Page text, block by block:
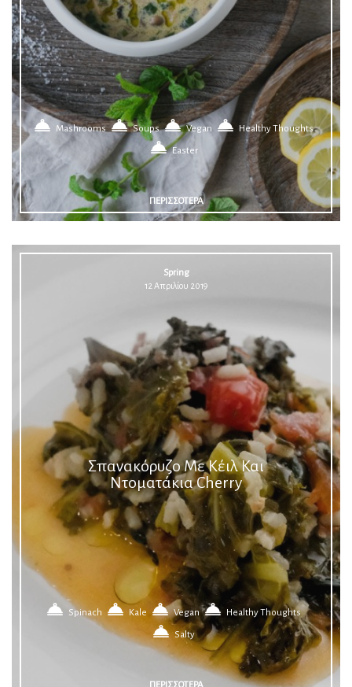
Mashrooms Soups Vegan
Healthy Thoughts
Easter
ΠΕΡΙΣΣΟΤΕΡΑ
Σπανακόρυζο Με Κέιλ Και
Ντοματάκια Cherry
Spring
12 Απριλίου 2019
Spinach Kale Vegan
Healthy Thoughts
Salty
ΠΕΡΙΣΣΟΤΕΡΑ